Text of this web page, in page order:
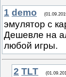
1 demo
эмулятор с
Дешевле на
любой игры.
2 TLT